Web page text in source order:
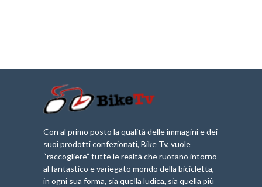
Con al primo posto la qualità delle immagini e dei
suoi prodotti confezionati, Bike Tv, vuole
“raccogliere” tutte le realtà che ruotano intorno
al fantastico e variegato mondo della bicicletta,
in ogni sua forma, sia quella ludica, sia quella più